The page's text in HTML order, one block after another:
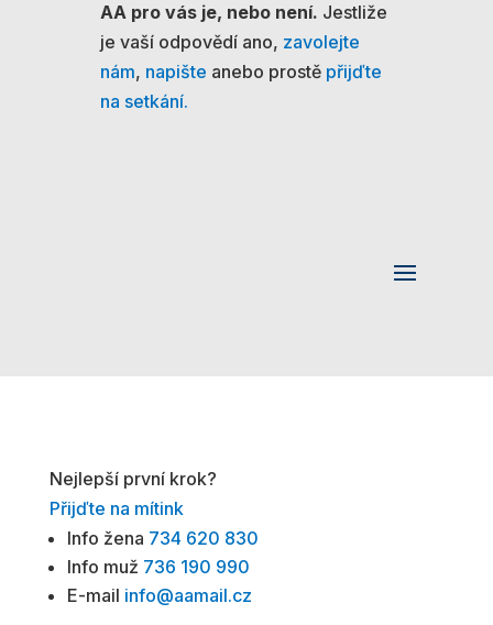
AA pro vás je, nebo není. Jestliže
je vaší odpovědí ano, zavolejte
nám, napište anebo prostě přijďte
na setkání.
Nejlepší první krok?
Přijďte na mítink
Info žena 734 620 830
Info muž 736 190 990
E-mail info@aamail.cz